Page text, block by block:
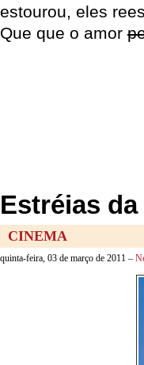
estourou, eles
Que que o amor
Estréias da
CINEMA
quinta-feira, 03 de março de 2011 –